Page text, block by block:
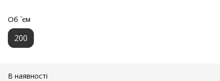
Об `єм
200
В наявності